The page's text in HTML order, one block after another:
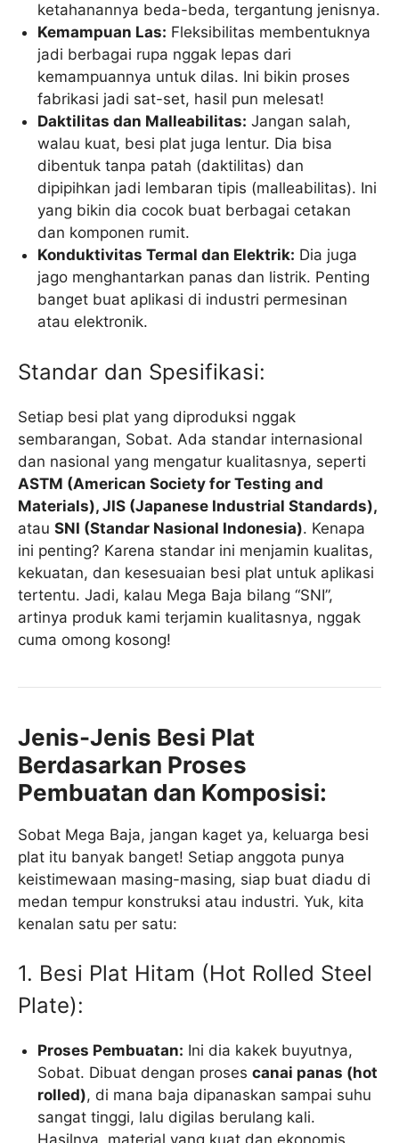
ketahanannya beda-beda, tergantung jenisnya.
Kemampuan Las: Fleksibilitas membentuknya
jadi berbagai rupa nggak lepas dari
kemampuannya untuk dilas. Ini bikin proses
fabrikasi jadi sat-set, hasil pun melesat!
Daktilitas dan Malleabilitas: Jangan salah,
walau kuat, besi plat juga lentur. Dia bisa
dibentuk tanpa patah (daktilitas) dan
dipipihkan jadi lembaran tipis (malleabilitas). Ini
yang bikin dia cocok buat berbagai cetakan
dan komponen rumit.
Konduktivitas Termal dan Elektrik: Dia juga
jago menghantarkan panas dan listrik. Penting
banget buat aplikasi di industri permesinan
atau elektronik.
Standar dan Spesifikasi:
Setiap besi plat yang diproduksi nggak
sembarangan, Sobat. Ada standar internasional
dan nasional yang mengatur kualitasnya, seperti
ASTM (American Society for Testing and
Materials), JIS (Japanese Industrial Standards),
atau SNI (Standar Nasional Indonesia). Kenapa
ini penting? Karena standar ini menjamin kualitas,
kekuatan, dan kesesuaian besi plat untuk aplikasi
tertentu. Jadi, kalau Mega Baja bilang “SNI”,
artinya produk kami terjamin kualitasnya, nggak
cuma omong kosong!
Jenis-Jenis Besi Plat
Berdasarkan Proses
Pembuatan dan Komposisi:
Sobat Mega Baja, jangan kaget ya, keluarga besi
plat itu banyak banget! Setiap anggota punya
keistimewaan masing-masing, siap buat diadu di
medan tempur konstruksi atau industri. Yuk, kita
kenalan satu per satu:
1. Besi Plat Hitam (Hot Rolled Steel
Plate):
Proses Pembuatan: Ini dia kakek buyutnya,
Sobat. Dibuat dengan prosescanai panas (hot
rolled), di mana baja dipanaskan sampai suhu
sangat tinggi, lalu digilas berulang kali.